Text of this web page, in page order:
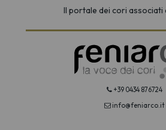
Il portale dei cori associati
+39 0434 876724
info@feniarco.it